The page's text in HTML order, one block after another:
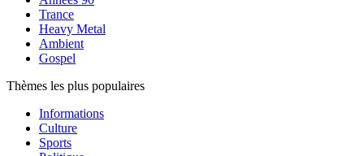
Trance
Heavy Metal
Ambient
Gospel
Thèmes les plus populaires
Informations
Culture
Sports